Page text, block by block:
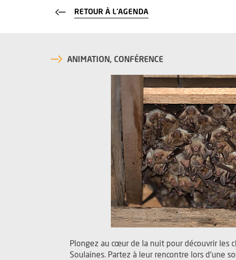
RETOUR À L'AGENDA
ANIMATION, CONFÉRENCE
Plongez au cœur de la nuit pour découvrir les
Soulaines. Partez à leur rencontre lors d'une